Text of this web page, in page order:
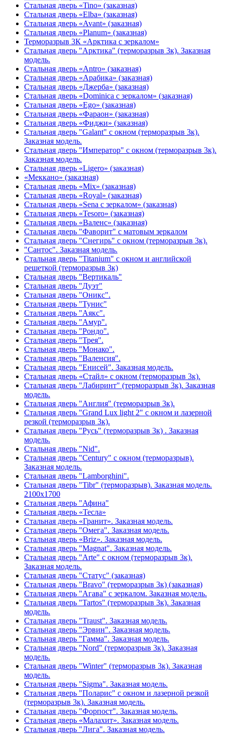
Стальная дверь «Tino» (заказная)
Стальная дверь «Elba» (заказная)
Стальная дверь «Avant» (заказная)
Стальная дверь «Planum» (заказная)
Терморазрыв 3К «Арктика с зеркалом»
Стальная дверь "Арктика" (терморазрыв 3к). Заказная
модель.
Стальная дверь «Antro» (заказная)
Стальная дверь «Арабика» (заказная)
Стальная дверь «Джерба» (заказная)
Стальная дверь «Dominica с зеркалом» (заказная)
Стальная дверь «Ego» (заказная)
Стальная дверь «Фараон» (заказная)
Стальная дверь «Фиджи» (заказная)
Стальная дверь "Galant" с окном (терморазрыв 3к).
Заказная модель.
Стальная дверь "Император" с окном (терморазрыв 3к).
Заказная модель.
Стальная дверь «Ligero» (заказная)
«Меккано» (заказная)
Стальная дверь «Mix» (заказная)
Стальная дверь «Royal» (заказная)
Стальная дверь «Sena с зеркалом» (заказная)
Стальная дверь «Tesoro» (заказная)
Стальная дверь «Валенс» (заказная)
Стальная дверь "Фаворит" с матовым зеркалом
Стальная дверь "Снегирь" с окном (терморазрыв 3к).
"Сантос". Заказная модель.
Стальная дверь "Titanium" с окном и английской
решеткой (терморазрыв 3к)
Стальная дверь "Вертикаль"
Стальная дверь "Дуэт"
Стальная дверь "Оникс".
Стальная дверь "Тунис"
Стальная дверь "Аякс".
Стальная дверь "Амур".
Стальная дверь "Рондо".
Стальная дверь "Трея".
Стальная дверь "Монако".
Стальная дверь "Валенсия".
Стальная дверь "Енисей". Заказная модель.
Стальная дверь «Стайл» с окном (терморазрыв 3к).
Стальная дверь "Лабиринт" (терморазрыв 3к). Заказная
модель.
Стальная дверь "Англия" (терморазрыв 3к).
Стальная дверь "Grand Lux light 2" с окном и лазерной
резкой (терморазрыв 3к).
Стальная дверь "Русь" (терморазрыв 3к) . Заказная
модель.
Стальная дверь "Nid".
Стальная дверь "Century" с окном (терморазрыв).
Заказная модель.
Стальная дверь "Lamborghini".
Стальная дверь "Tibr" (терморазрыв). Заказная модель.
2100х1700
Стальная дверь "Афина"
Стальная дверь «Тесла»
Стальная дверь «Гранит». Заказная модель.
Стальная дверь "Омега". Заказная модель.
Стальная дверь «Briz». Заказная модель.
Стальная дверь "Magnat". Заказная модель.
Стальная дверь "Arte" с окном (терморазрыв 3к).
Заказная модель.
Стальная дверь "Статус" (заказная)
Стальная дверь "Bravo" (терморазрыв 3к) (заказная)
Стальная дверь "Агава" с зеркалом. Заказная модель.
Стальная дверь "Tartos" (терморазрыв 3к). Заказная
модель.
Стальная дверь "Traust". Заказная модель.
Стальная дверь "Эрвин". Заказная модель.
Стальная дверь "Гамма". Заказная модель.
Стальная дверь "Nord" (терморазрыв 3к). Заказная
модель.
Стальная дверь "Winter" (терморазрыв 3к). Заказная
модель.
Стальная дверь "Sigma". Заказная модель.
Стальная дверь "Поларис" с окном и лазерной резкой
(терморазрыв 3к). Заказная модель.
Стальная дверь "Форпост". Заказная модель.
Стальная дверь «Малахит». Заказная модель.
Стальная дверь "Лига". Заказная модель.